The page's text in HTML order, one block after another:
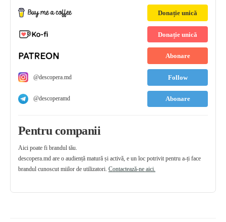
Donație unică
Donație unică
Abonare
@descopera.md Follow
@descoperamd Abonare
Pentru companii
Aici poate fi brandul tău.
descopera.md are o audiență matură și activă, e un loc potrivit pentru a-ți face
brandul cunoscut miilor de utilizatori. Contactează-ne aici.